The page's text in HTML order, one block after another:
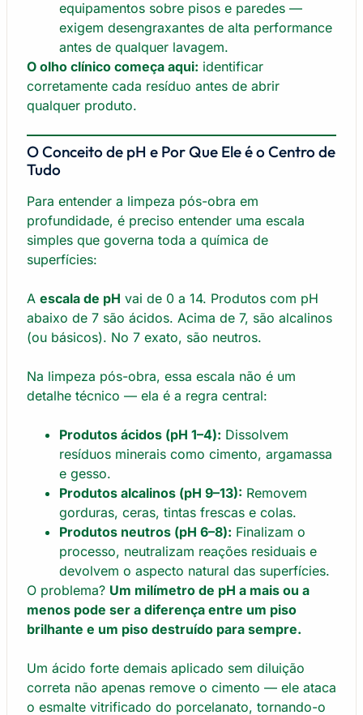
equipamentos sobre pisos e paredes —
exigem desengraxantes de alta performance
antes de qualquer lavagem.
O olho clínico começa aqui: identificar
corretamente cada resíduo antes de abrir
qualquer produto.
O Conceito de pH e Por Que Ele é o Centro de
Tudo
Para entender a limpeza pós-obra em
profundidade, é preciso entender uma escala
simples que governa toda a química de
superfícies:
A escala de pH vai de 0 a 14. Produtos com pH
abaixo de 7 são ácidos. Acima de 7, são alcalinos
(ou básicos). No 7 exato, são neutros.
Na limpeza pós-obra, essa escala não é um
detalhe técnico — ela é a regra central:
Produtos ácidos (pH 1–4): Dissolvem
resíduos minerais como cimento, argamassa
e gesso.
Produtos alcalinos (pH 9–13): Removem
gorduras, ceras, tintas frescas e colas.
Produtos neutros (pH 6–8): Finalizam o
processo, neutralizam reações residuais e
devolvem o aspecto natural das superfícies.
O problema? Um milímetro de pH a mais ou a
menos pode ser a diferença entre um piso
brilhante e um piso destruído para sempre.
Um ácido forte demais aplicado sem diluição
correta não apenas remove o cimento — ele ataca
o esmalte vitrificado do porcelanato, tornando-o